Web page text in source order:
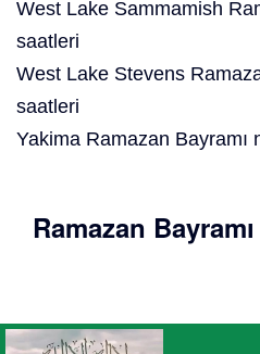
West Lake Sammamish
saatleri
West Lake Stevens
saatleri
Yakima Ramazan Bayramı
Ramazan Bayramı